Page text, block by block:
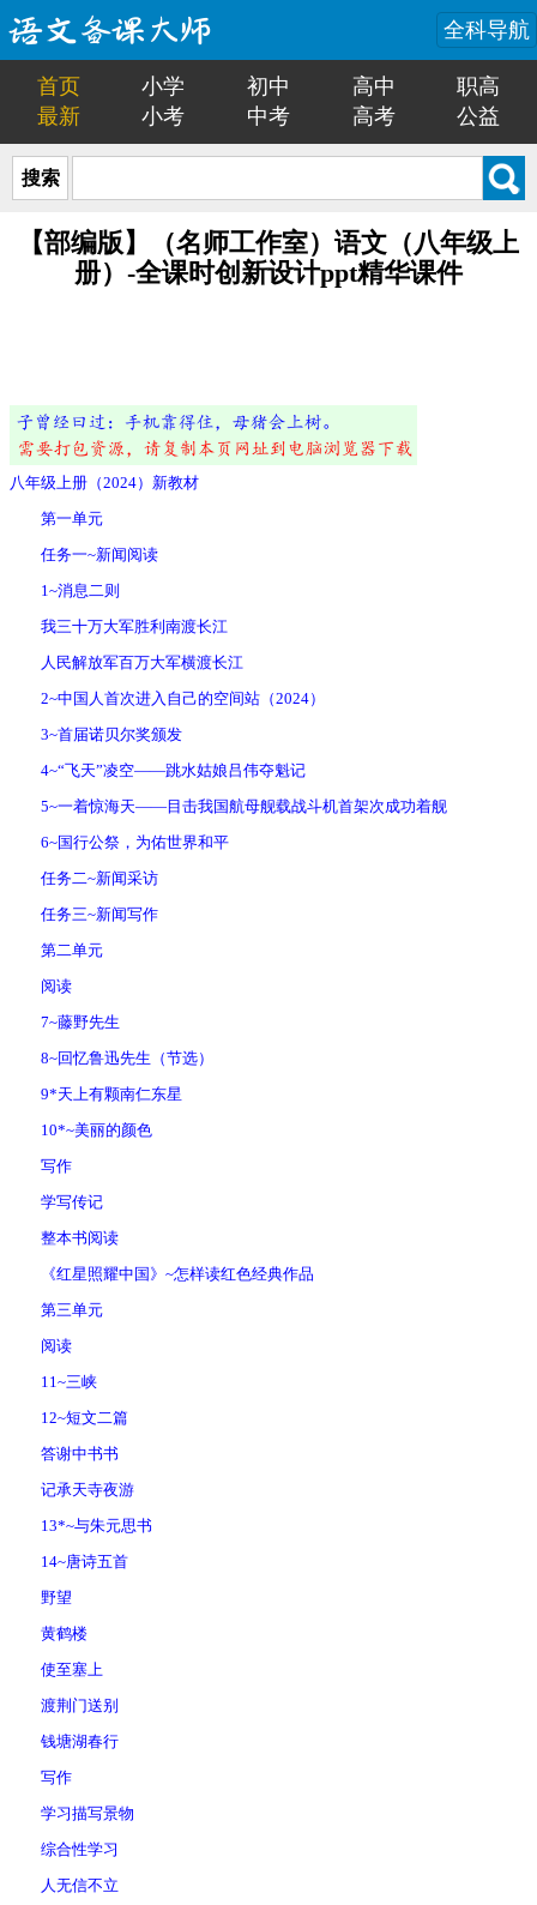
全科导航
首页 小学 初中 高中
职高
最新
小考 中考 高考 公益
搜索
【部编版】（名师工作室）语文（八年级上
册）-全课时创新设计ppt精华课件
八年级上册（2024）新教材
第一单元
任务一~新闻阅读
1~消息二则
我三十万大军胜利南渡长江
人民解放军百万大军横渡长江
2~中国人首次进入自己的空间站（2024）
3~首届诺贝尔奖颁发
4~“飞天”凌空——跳水姑娘吕伟夺魁记
5~一着惊海天——目击我国航母舰载战斗机首架次成功着舰
6~国行公祭，为佑世界和平
任务二~新闻采访
任务三~新闻写作
第二单元
阅读
7~藤野先生
8~回忆鲁迅先生（节选）
9*天上有颗南仁东星
10*~美丽的颜色
写作
学写传记
整本书阅读
《红星照耀中国》~怎样读红色经典作品
第三单元
阅读
11~三峡
12~短文二篇
答谢中书书
记承天寺夜游
13*~与朱元思书
14~唐诗五首
野望
黄鹤楼
使至塞上
渡荆门送别
钱塘湖春行
写作
学习描写景物
综合性学习
人无信不立